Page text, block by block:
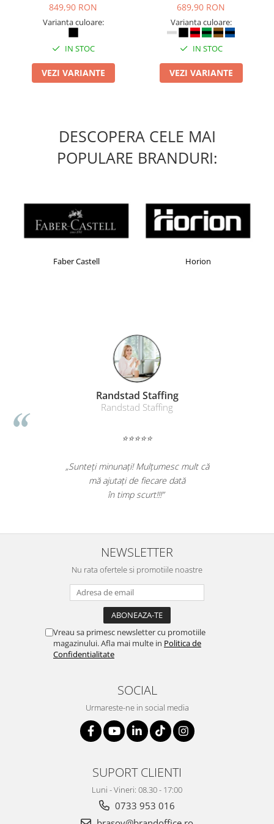
Masti de protectie respiratorie
Sepci, caciuli si esarfe
Pachete promotionale
Accesorii pentru protectia muncii
Sosete de lucru
Articole de unica folosinta
Comunicare si prezentare
Ecrane Interactive
Sisteme de afisare
Ecrane de proiectie
Accesorii prezentare
Cabluri si conectivitate
Incarcatoare cu fir si auto
Baterii externe - Powerbanks
Accesorii localizare (FindMy)
Cartuse, tonere, consumabile PC
ergonomice
Suporturi si huse telefoane &
Periferice PC si accesorii
Boxe portabile
Accesorii mobilier
Ghilotine și Trimmere
Distrugatoare documente
Cosuri de gunoi pentru birou
Scaune, birouri si produse
849,90 RON
Varianta culoare:
IN STOC
VEZI VARIANTE
689,90 RON
Varianta culoare:
IN STOC
VEZI VARIANTE
DESCOPERA CELE MAI
POPULARE BRANDURI:
Faber Castell Horion
Randstad Staffing
Randstad Staffing
⭐⭐⭐⭐⭐
„Sunteți minunați! Mulțumesc mult că
mă ajutați de fiecare dată
în timp scurt!!!”
NEWSLETTER
Nu rata ofertele si promotiile noastre
Vreau sa primesc newsletter cu promotiile
magazinului. Afla mai multe in Politica de
Confidentialitate
SOCIAL
Urmareste-ne in social media
SUPORT CLIENTI
Luni - Vineri: 08.30 - 17:00
0733 953 016